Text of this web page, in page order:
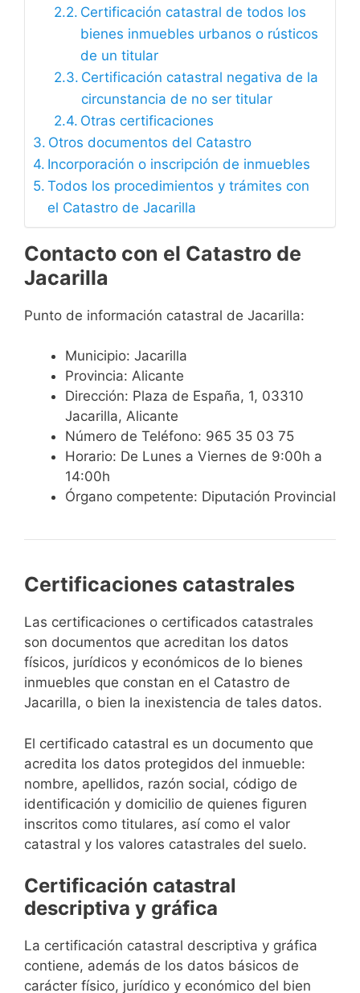
Certificación catastral de todos los
bienes inmuebles urbanos o rústicos
de un titular
Certificación catastral negativa de la
circunstancia de no ser titular
Otras certificaciones
Otros documentos del Catastro
Incorporación o inscripción de inmuebles
Todos los procedimientos y trámites con
el Catastro de Jacarilla
Contacto con el Catastro de
Jacarilla
Punto de información catastral de Jacarilla:
Municipio: Jacarilla
Provincia: Alicante
Dirección: Plaza de España, 1, 03310
Jacarilla, Alicante
Número de Teléfono: 965 35 03 75
Horario: De Lunes a Viernes de 9:00h a
14:00h
Órgano competente: Diputación Provincial
Certificaciones catastrales
Las certificaciones o certificados catastrales
son documentos que acreditan los datos
físicos, jurídicos y económicos de lo bienes
inmuebles que constan en el Catastro de
Jacarilla, o bien la inexistencia de tales datos.
El certificado catastral es un documento que
acredita los datos protegidos del inmueble:
nombre, apellidos, razón social, código de
identificación y domicilio de quienes figuren
inscritos como titulares, así como el valor
catastral y los valores catastrales del suelo.
Certificación catastral
descriptiva y gráfica
La certificación catastral descriptiva y gráfica
contiene, además de los datos básicos de
carácter físico, jurídico y económico del bien